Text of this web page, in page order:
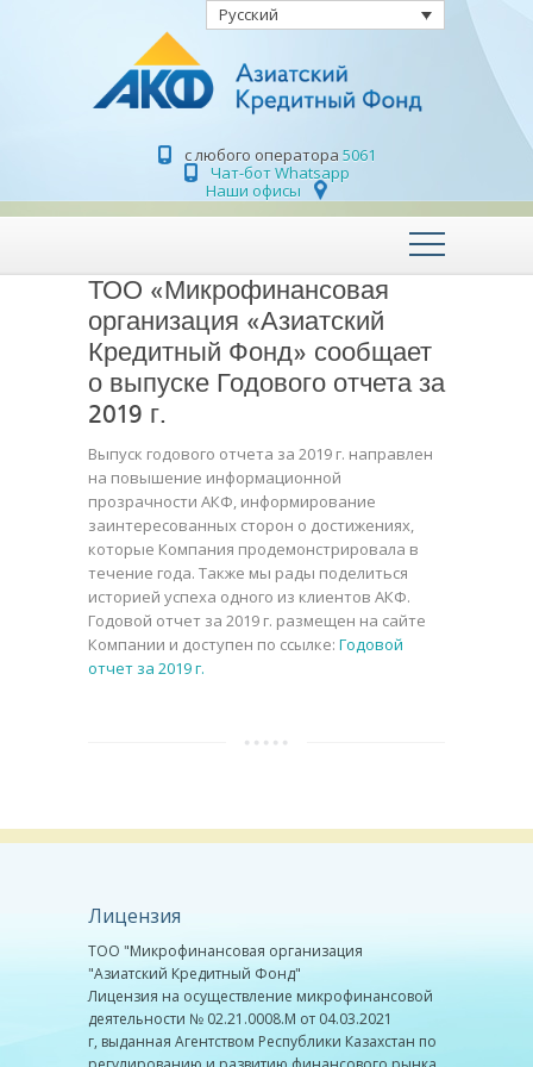
Русский
с любого оператора 5061
Чат-бот Whatsapp
Наши офисы
ТОО «Микрофинансовая
организация «Азиатский
Кредитный Фонд» сообщает
о выпуске Годового отчета за
2019 г.
Выпуск годового отчета за 2019 г. направлен
на повышение информационной
прозрачности АКФ, информирование
заинтересованных сторон о достижениях,
которые Компания продемонстрировала в
течение года. Также мы рады поделиться
историей успеха одного из клиентов АКФ.
Годовой отчет за 2019 г. размещен на сайте
Компании и доступен по ссылке: Годовой
отчет за 2019 г.
Лицензия
ТОО "Микрофинансовая организация
"Азиатский Кредитный Фонд"
Лицензия на осуществление микрофинансовой
деятельности № 02.21.0008.М от 04.03.2021
г, выданная Агентством Республики Казахстан по